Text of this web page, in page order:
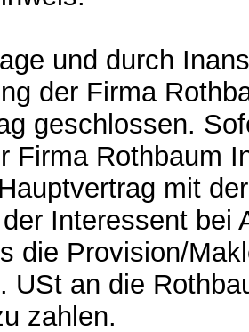
und durch
der Firma
geschlossen.
Firma Rothbaum
mit
Interessent bei
die Provision/
USt an die
zahlen.